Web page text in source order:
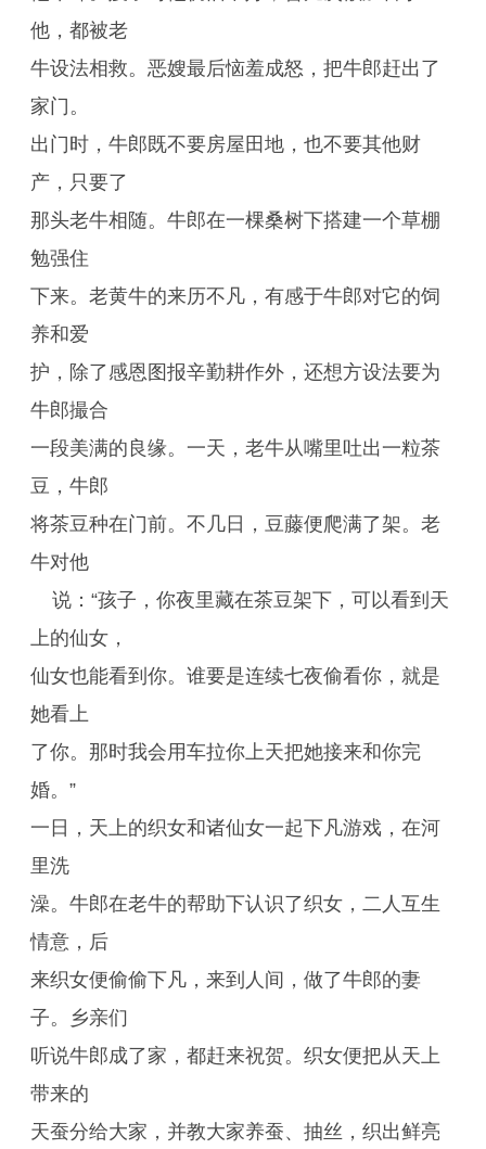
他，都被老
牛设法相救。恶嫂最后恼羞成怒，把牛郎赶出了
家门。
出门时，牛郎既不要房屋田地，也不要其他财
产，只要了
那头老牛相随。牛郎在一棵桑树下搭建一个草棚
勉强住
下来。老黄牛的来历不凡，有感于牛郎对它的饲
养和爱
护，除了感恩图报辛勤耕作外，还想方设法要为
牛郎撮合
一段美满的良缘。一天，老牛从嘴里吐出一粒茶
豆，牛郎
将茶豆种在门前。不几日，豆藤便爬满了架。老
牛对他
说：“孩子，你夜里藏在茶豆架下，可以看到天
上的仙女，
仙女也能看到你。谁要是连续七夜偷看你，就是
她看上
了你。那时我会用车拉你上天把她接来和你完
婚。”
一日，天上的织女和诸仙女一起下凡游戏，在河
里洗
澡。牛郎在老牛的帮助下认识了织女，二人互生
情意，后
来织女便偷偷下凡，来到人间，做了牛郎的妻
子。乡亲们
听说牛郎成了家，都赶来祝贺。织女便把从天上
带来的
天蚕分给大家，并教大家养蚕、抽丝，织出鲜亮